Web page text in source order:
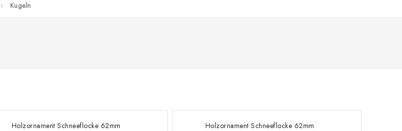
Kugeln
Holzornament Schneeflocke 62mm Holzornament Schneeflocke 62mm